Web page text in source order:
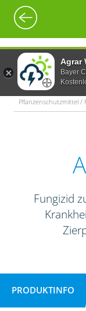
Agrar
Bayer
Pflanzenschutzmittel /
Fungizid
PRODUKTINFO